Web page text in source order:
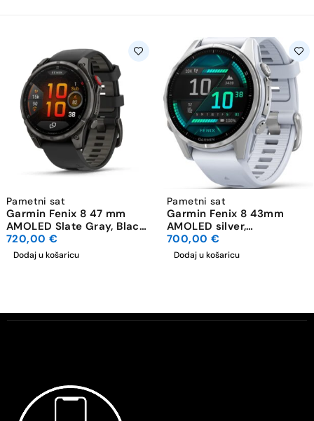
Pametni sat
Garmin Fenix 8 47 mm
AMOLED Slate Gray, Black
remen
720,00 €
Dodaj u košaricu
Pametni sat
Garmin Fenix 8 43mm
AMOLED silver,
Whitestone remen
700,00 €
Dodaj u košaricu